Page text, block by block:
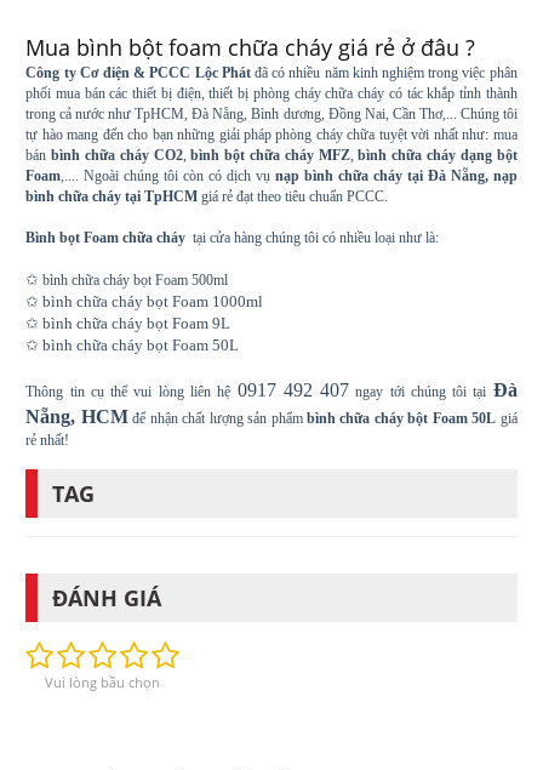
Mua bình bột foam chữa cháy giá rẻ ở đâu ?
Công ty Cơ điện & PCCC Lộc Phát đã có nhiều năm kinh nghiệm trong việc phân
phối mua bán các thiết bị điện, thiết bị phòng cháy chữa cháy có tác khắp tỉnh thành
trong cả nước như TpHCM, Đà Nẵng, Bình dương, Đồng Nai, Cần Thơ,... Chúng tôi
tự hào mang đến cho bạn những giải pháp phòng cháy chữa tuyệt vời nhất như: mua
bánbình chữa cháy CO2,bình bột chữa cháy MFZ,bình chữa cháy dạng bột
Foam,.... Ngoài chúng tôi còn có dịch vụ nạp bình chữa cháy tại Đà Nẵng, nạp
bình chữa cháy tại TpHCMgiá rẻ đạt theo tiêu chuẩn PCCC.
Bình bọt Foam chữa cháytại cửa hàng chúng tôi có nhiều loại như là:
✩bình chữa cháy bọt Foam 500ml
✩bình chữa cháy bọt Foam 1000ml
✩bình chữa cháy bọt Foam 9L
✩bình chữa cháy bọt Foam 50L
Thông tin cụ thể vui lòng liên hệ 0917 492 407 ngay tới chúng tôi tại Đà
Nẵng, HCMđể nhận chất lượng sản phẩm bình chữa cháy bột Foam 50L giá
rẻ nhất!
TAG
ĐÁNH GIÁ
Vui lòng bầu chọn